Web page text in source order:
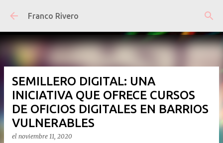
Ir al contenido principal
Franco Rivero
SEMILLERO DIGITAL: UNA
INICIATIVA QUE OFRECE CURSOS
DE OFICIOS DIGITALES EN BARRIOS
VULNERABLES
el noviembre 11, 2020